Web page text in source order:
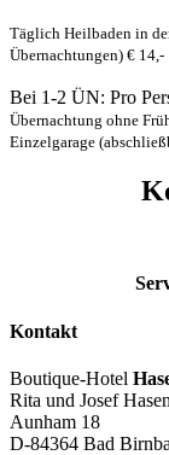
Täglich Heilbaden in
Übernachtungen) € 14,-
Bei 1-2 ÜN: Pro
Übernachtung ohne
Einzelgarage
Kontakt
Boutique-Hotel
Rita und Josef
Aunham 18
D-84364 Bad